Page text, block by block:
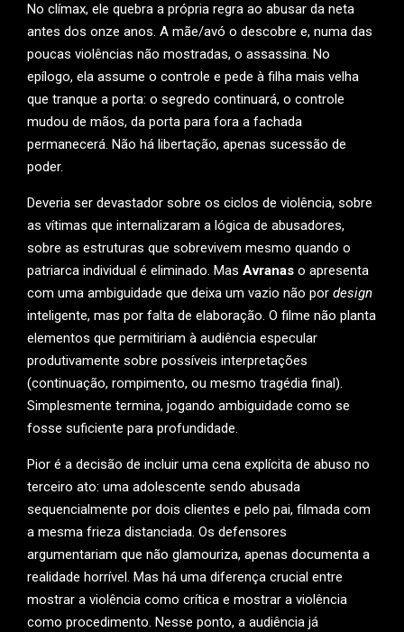
No clímax, ele quebra a própria regra ao abusar da neta
antes dos onze anos. A mãe/avó o descobre e, numa das
poucas violências não mostradas, o assassina. No
epílogo, ela assume o controle e pede à filha mais velha
que tranque a porta: o segredo continuará, o controle
mudou de mãos, da porta para fora a fachada
permanecerá. Não há libertação, apenas sucessão de
poder.
Deveria ser devastador sobre os ciclos de violência, sobre
as vítimas que internalizaram a lógica de abusadores,
sobre as estruturas que sobrevivem mesmo quando o
patriarca individual é eliminado. Mas Avranas o apresenta
com uma ambiguidade que deixa um vazio não por design
inteligente, mas por falta de elaboração. O filme não planta
elementos que permitiriam à audiência especular
produtivamente sobre possíveis interpretações
(continuação, rompimento, ou mesmo tragédia final).
Simplesmente termina, jogando ambiguidade como se
fosse suficiente para profundidade.
Pior é a decisão de incluir uma cena explícita de abuso no
terceiro ato: uma adolescente sendo abusada
sequencialmente por dois clientes e pelo pai, filmada com
a mesma frieza distanciada. Os defensores
argumentariam que não glamouriza, apenas documenta a
realidade horrível. Mas há uma diferença crucial entre
mostrar a violência como crítica e mostrar a violência
como procedimento. Nesse ponto, a audiência já